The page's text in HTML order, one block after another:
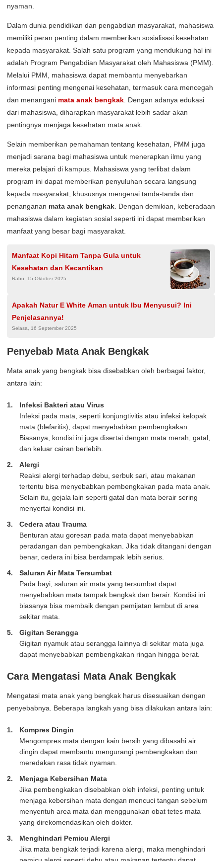
nyaman.
Dalam dunia pendidikan dan pengabdian masyarakat, mahasiswa
memiliki peran penting dalam memberikan sosialisasi kesehatan
kepada masyarakat. Salah satu program yang mendukung hal ini
adalah Program Pengabdian Masyarakat oleh Mahasiswa (PMM).
Melalui PMM, mahasiswa dapat membantu menyebarkan
informasi penting mengenai kesehatan, termasuk cara mencegah
dan menangani mata anak bengkak . Dengan adanya edukasi
dari mahasiswa, diharapkan masyarakat lebih sadar akan
pentingnya menjaga kesehatan mata anak.
Selain memberikan pemahaman tentang kesehatan, PMM juga
menjadi sarana bagi mahasiswa untuk menerapkan ilmu yang
mereka pelajari di kampus. Mahasiswa yang terlibat dalam
program ini dapat memberikan penyuluhan secara langsung
kepada masyarakat, khususnya mengenai tanda-tanda dan
penanganan mata anak bengkak . Dengan demikian, keberadaan
mahasiswa dalam kegiatan sosial seperti ini dapat memberikan
manfaat yang besar bagi masyarakat.
Manfaat Kopi Hitam Tanpa Gula untuk
Kesehatan dan Kecantikan
Rabu, 15 Oktober 2025
Apakah Natur E White Aman untuk Ibu Menyusui? Ini
Penjelasannya!
Selasa, 16 September 2025
Penyebab Mata Anak Bengkak
Mata anak yang bengkak bisa disebabkan oleh berbagai faktor,
antara lain:
Infeksi Bakteri atau Virus
Infeksi pada mata, seperti konjungtivitis atau infeksi kelopak
mata (blefaritis), dapat menyebabkan pembengkakan.
Biasanya, kondisi ini juga disertai dengan mata merah, gatal,
dan keluar cairan berlebih.
Alergi
Reaksi alergi terhadap debu, serbuk sari, atau makanan
tertentu bisa menyebabkan pembengkakan pada mata anak.
Selain itu, gejala lain seperti gatal dan mata berair sering
menyertai kondisi ini.
Cedera atau Trauma
Benturan atau goresan pada mata dapat menyebabkan
peradangan dan pembengkakan. Jika tidak ditangani dengan
benar, cedera ini bisa berdampak lebih serius.
Saluran Air Mata Tersumbat
Pada bayi, saluran air mata yang tersumbat dapat
menyebabkan mata tampak bengkak dan berair. Kondisi ini
biasanya bisa membaik dengan pemijatan lembut di area
sekitar mata.
Gigitan Serangga
Gigitan nyamuk atau serangga lainnya di sekitar mata juga
dapat menyebabkan pembengkakan ringan hingga berat.
Cara Mengatasi Mata Anak Bengkak
Mengatasi mata anak yang bengkak harus disesuaikan dengan
penyebabnya. Beberapa langkah yang bisa dilakukan antara lain:
Kompres Dingin
Mengompres mata dengan kain bersih yang dibasahi air
dingin dapat membantu mengurangi pembengkakan dan
meredakan rasa tidak nyaman.
Menjaga Kebersihan Mata
Jika pembengkakan disebabkan oleh infeksi, penting untuk
menjaga kebersihan mata dengan mencuci tangan sebelum
menyentuh area mata dan menggunakan obat tetes mata
yang direkomendasikan oleh dokter.
Menghindari Pemicu Alergi
Jika mata bengkak terjadi karena alergi, maka menghindari